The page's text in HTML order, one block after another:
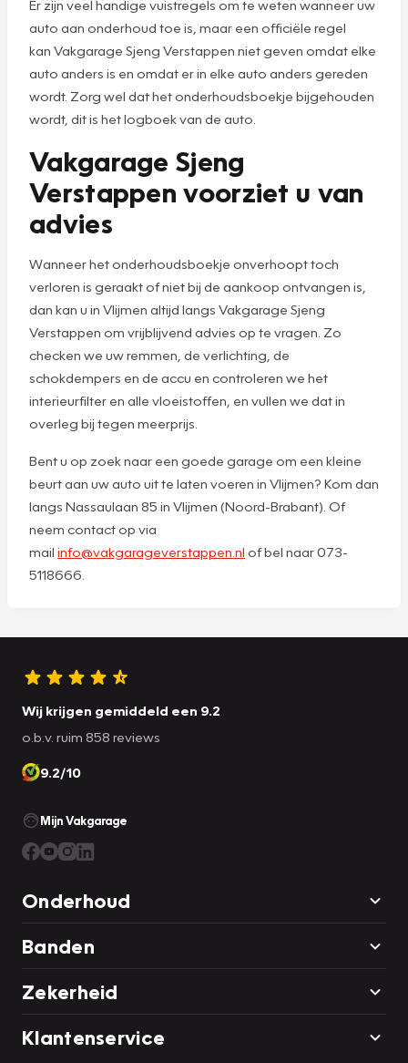
Er zijn veel handige vuistregels om te weten wanneer uw
auto aan onderhoud toe is, maar een officiële regel
kan Vakgarage Sjeng Verstappen niet geven omdat elke
auto anders is en omdat er in elke auto anders gereden
wordt. Zorg wel dat het onderhoudsboekje bijgehouden
wordt, dit is het logboek van de auto.
Vakgarage Sjeng
Verstappen voorziet u van
advies
Wanneer het onderhoudsboekje onverhoopt toch
verloren is geraakt of niet bij de aankoop ontvangen is,
dan kan u in Vlijmen altijd langs Vakgarage Sjeng
Verstappen om vrijblijvend advies op te vragen. Zo
checken we uw remmen, de verlichting, de
schokdempers en de accu en controleren we het
interieurfilter en alle vloeistoffen, en vullen we dat in
overleg bij tegen meerprijs.
Bent u op zoek naar een goede garage om een kleine
beurt aan uw auto uit te laten voeren in Vlijmen? Kom dan
langs Nassaulaan 85 in Vlijmen (Noord-Brabant). Of
neem contact op via
mail info@vakgarageverstappen.nl of bel naar 073-
5118666.
Wij krijgen gemiddeld een 9.2
o.b.v. ruim 858 reviews
9.2/10
Mijn Vakgarage
Onderhoud
Banden
Zekerheid
Klantenservice